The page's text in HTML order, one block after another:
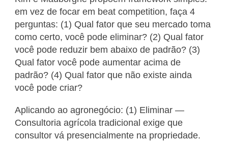
em vez de focar em beat competition, faça 4
perguntas: (1) Qual fator que seu mercado toma
como certo, você pode eliminar? (2) Qual fator
você pode reduzir bem abaixo de padrão? (3)
Qual fator você pode aumentar acima de
padrão? (4) Qual fator que não existe ainda
você pode criar?
Aplicando ao agronegócio: (1) Eliminar —
Consultoria agrícola tradicional exige que
consultor vá presencialmente na propriedade.